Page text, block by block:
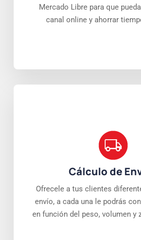
Mercado Libre para que
canal online y ahorrar
Cálculo de
Ofrecele a tus clientes
envío, a cada una le podrás
en función del peso, volumen y